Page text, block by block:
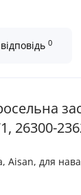
0
26300-
Aisan, для